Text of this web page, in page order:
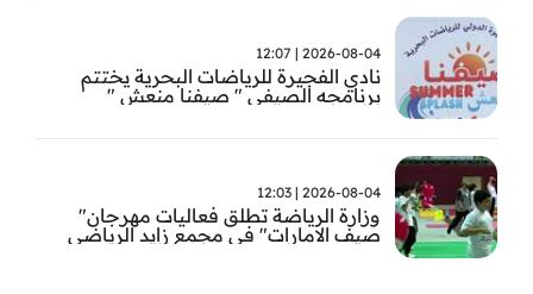
2026-08-04 | 12:07
نادي الفجيرة للرياضات البحرية يختتم
برنامجه الصيفي " صيفنا منعش "
2026-08-04 | 12:03
وزارة الرياضة تطلق فعاليات مهرجان"
صيف الامارات" في مجمع زايد الرياضي